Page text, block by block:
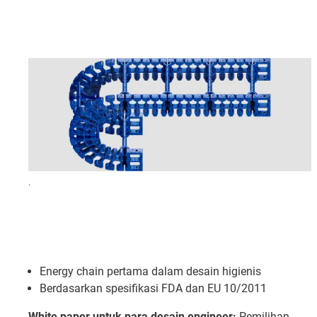
.
Energy chain pertama dalam desain higienis
Berdasarkan spesifikasi FDA dan EU 10/2011